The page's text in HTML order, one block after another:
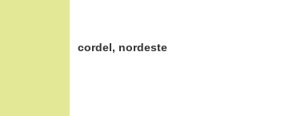
cordel, nordeste